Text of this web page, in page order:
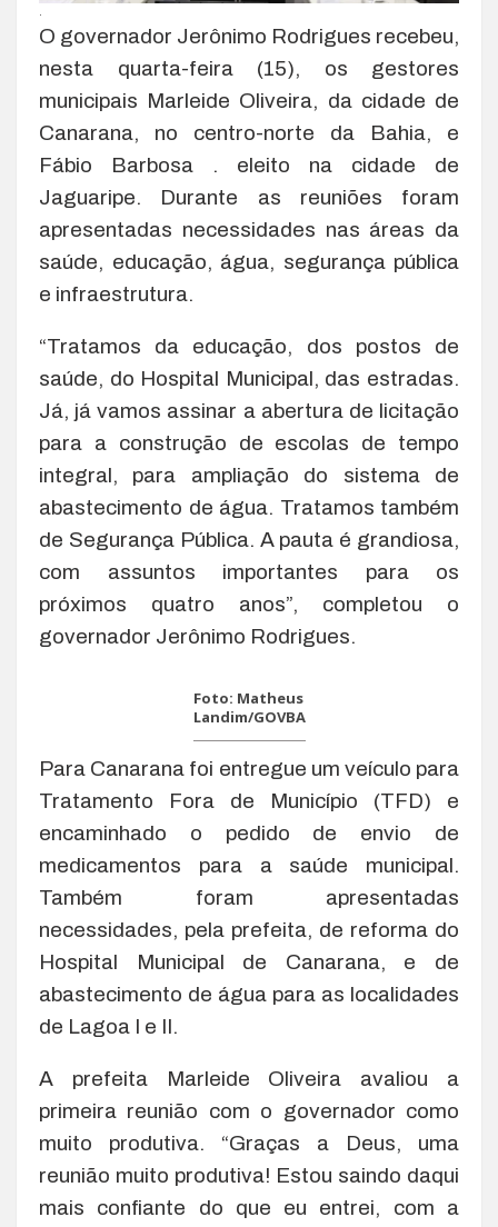
.
O governador Jerônimo Rodrigues recebeu,
nesta quarta-feira (15), os gestores
municipais Marleide Oliveira, da cidade de
Canarana, no centro-norte da Bahia, e
Fábio Barbosa . eleito na cidade de
Jaguaripe. Durante as reuniões foram
apresentadas necessidades nas áreas da
saúde, educação, água, segurança pública
e infraestrutura.
“Tratamos da educação, dos postos de
saúde, do Hospital Municipal, das estradas.
Já, já vamos assinar a abertura de licitação
para a construção de escolas de tempo
integral, para ampliação do sistema de
abastecimento de água. Tratamos também
de Segurança Pública. A pauta é grandiosa,
com assuntos importantes para os
próximos quatro anos”, completou o
governador Jerônimo Rodrigues.
Foto: Matheus
Landim/GOVBA
Para Canarana foi entregue um veículo para
Tratamento Fora de Município (TFD) e
encaminhado o pedido de envio de
medicamentos para a saúde municipal.
Também foram apresentadas
necessidades, pela prefeita, de reforma do
Hospital Municipal de Canarana, e de
abastecimento de água para as localidades
de Lagoa I e II.
A prefeita Marleide Oliveira avaliou a
primeira reunião com o governador como
muito produtiva. “Graças a Deus, uma
reunião muito produtiva! Estou saindo daqui
mais confiante do que eu entrei, com a